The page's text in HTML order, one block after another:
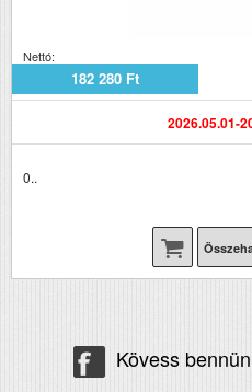
Nettó:
182 280 Ft
2026.05.01-
0..
Kövess